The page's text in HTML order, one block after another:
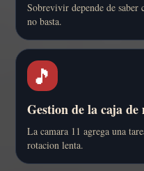
Sobrevivir depende de saber
no basta.
🎵
Gestion de la caja de
La camara 11 agrega una
rotacion lenta.